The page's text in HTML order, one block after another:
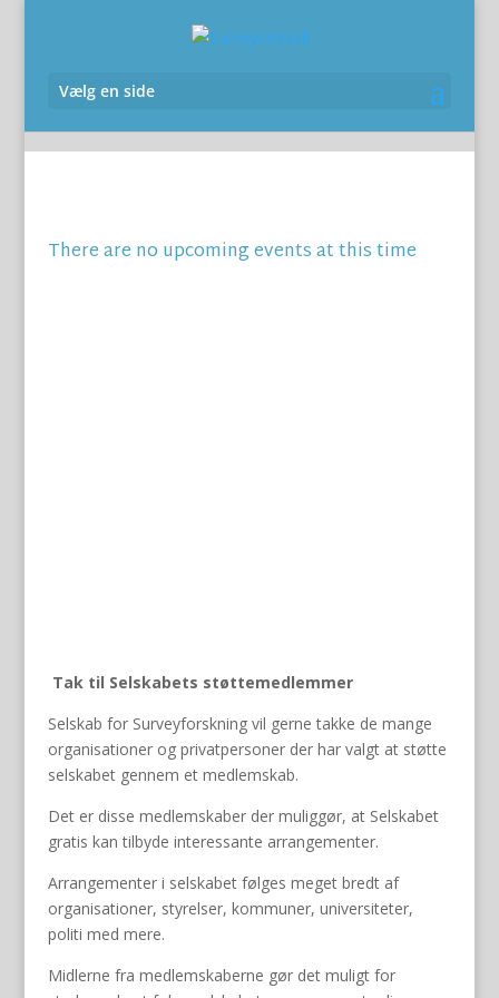
Vælg en side
There are no upcoming events at this time
Tak til Selskabets støttemedlemmer
Selskab for Surveyforskning vil gerne takke de mange
organisationer og privatpersoner der har valgt at støtte
selskabet gennem et medlemskab.
Det er disse medlemskaber der muliggør, at Selskabet
gratis kan tilbyde interessante arrangementer.
Arrangementer i selskabet følges meget bredt af
organisationer, styrelser, kommuner, universiteter,
politi med mere.
Midlerne fra medlemskaberne gør det muligt for